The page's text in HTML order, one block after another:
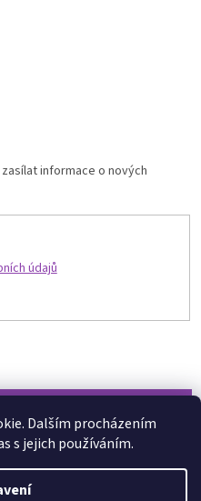
Dalším procházením
s jejich používáním.
informace o nových
údajů
Shoptet